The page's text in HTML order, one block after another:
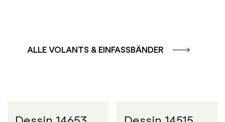
ALLE VOLANTS & EINFASSBÄNDER